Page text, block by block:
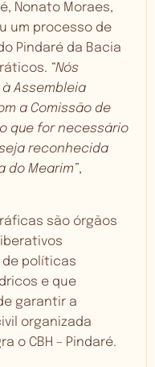
Nonato Moraes,
um processo de
Pindaré da Bacia
“Nós
à Assembleia
a Comissão de
que for necessário
reconhecida
do Mearim”,
são órgãos
políticas
e que
garantir a
organizada
o CBH – Pindaré.